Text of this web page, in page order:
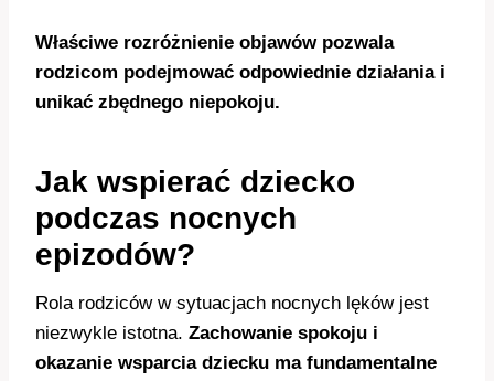
Właściwe rozróżnienie objawów pozwala
rodzicom podejmować odpowiednie działania i
unikać zbędnego niepokoju.
Jak wspierać dziecko
podczas nocnych
epizodów?
Rola rodziców w sytuacjach nocnych lęków jest
niezwykle istotna. Zachowanie spokoju i
okazanie wsparcia dziecku ma fundamentalne